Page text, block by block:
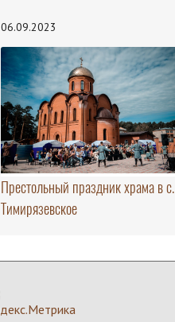
06.09.2023
Престольный праздник храма в с.
Тимирязевское